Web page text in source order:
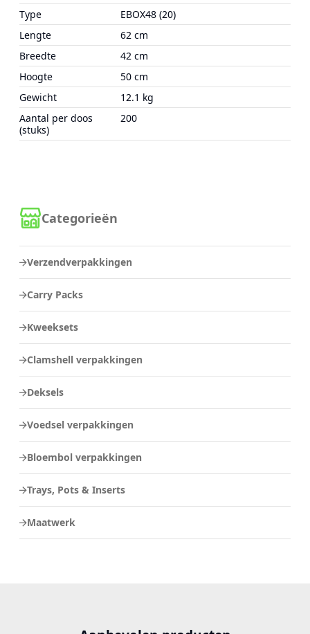
Categorieën
Verzendverpakkingen
Carry Packs
Kweeksets
Clamshell verpakkingen
Deksels
Voedsel verpakkingen
Bloembol verpakkingen
Trays, Pots & Inserts
Maatwerk
Type
EBOX48 (20)
Lengte
62 cm
Breedte
42 cm
Hoogte
50 cm
Gewicht
12.1 kg
Aantal per doos
(stuks)
200